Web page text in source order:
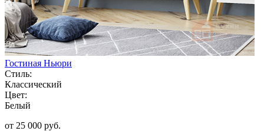
Гостиная Ньюри
Стиль:
Классический
Цвет:
Белый
от 25 000 руб.